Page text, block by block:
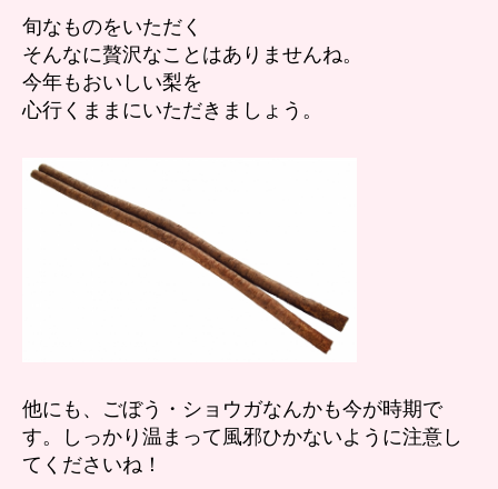
旬なものをいただく
そんなに贅沢なことはありませんね。
今年もおいしい梨を
心行くままにいただきましょう。
他にも、ごぼう・ショウガなんかも今が時期で
す。しっかり温まって風邪ひかないように注意し
てくださいね！